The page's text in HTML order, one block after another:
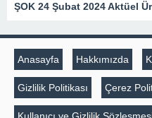
ŞOK 24 Şubat 2024 Aktüel
Anasayfa Hakkımızda
Gizlilik Politikası Çerez